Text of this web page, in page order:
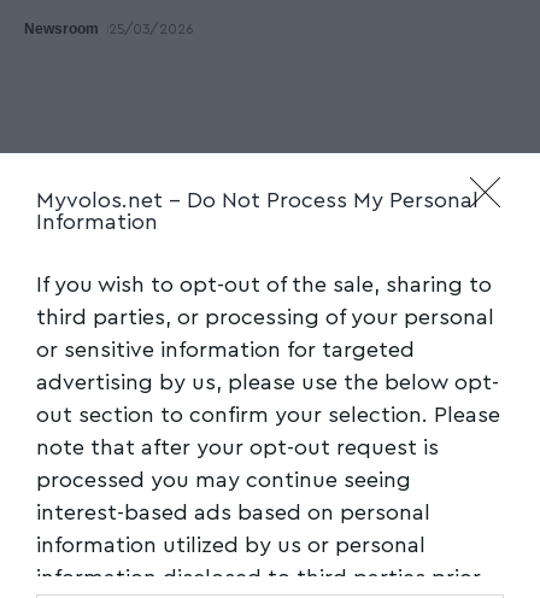
Myvolos.net - Do Not Process My Personal
Information
If you wish to opt-out of the sale, sharing to
third parties, or processing of your personal
or sensitive information for targeted
advertising by us, please use the below opt-
out section to confirm your selection. Please
note that after your opt-out request is
processed you may continue seeing
interest-based ads based on personal
information utilized by us or personal
information disclosed to third parties prior
Newsroom 25/03/2026